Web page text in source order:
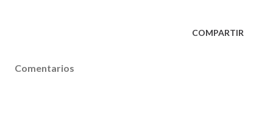
COMPARTIR
Comentarios